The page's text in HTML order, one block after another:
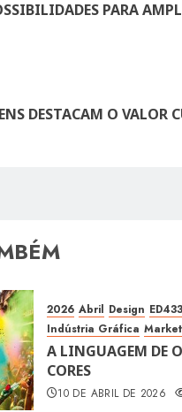
PARA
DESTACAM O VALOR
2026 Abril Design ED433
Indústria Gráfica
A LINGUAGEM DE
CORES
10 DE ABRIL DE 2026